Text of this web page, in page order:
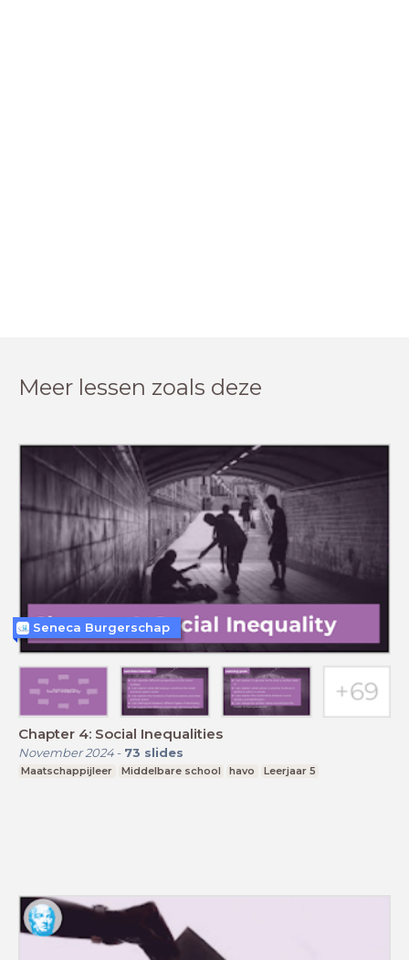
Meer lessen zoals deze
Chapter 4: Social Inequalities
November 2024- 73 slides
Maatschappijleer Middelbare school havo Leerjaar 5
Seneca Burgerschap